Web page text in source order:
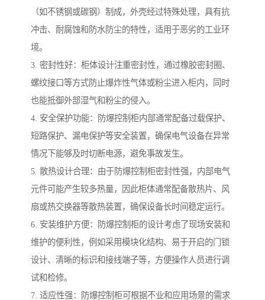
（如不锈钢或碳钢）制成，外壳经过特殊处理，具有抗
冲击、耐腐蚀和防水防尘的特性，适用于恶劣的工业环
境。
3. 密封性好：柜体设计注重密封性，通过橡胶密封圈、
螺纹接口等方式防止爆炸性气体或粉尘进入柜内，同时
也能抵御外部湿气和粉尘的侵入。
4. 安全保护功能：防爆控制柜内部通常配备过载保护、
短路保护、漏电保护等安全装置，确保电气设备在异常
情况下能够及时切断电源，避免事故发生。
5. 散热设计合理：由于防爆控制柜密封性强，内部电气
元件可能产生较多热量，因此柜体通常配备散热片、风
扇或热交换器等散热装置，确保设备长时间稳定运行。
6. 安装维护方便：防爆控制柜的设计考虑了现场安装和
维护的便利性，例如采用模块化结构、易于开启的门锁
设计、清晰的标识和接线端子等，方便操作人员进行调
试和检修。
7. 适应性强：防爆控制柜可根据不业和应用场景的需求